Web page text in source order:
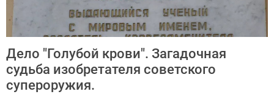
Дело "Голубой крови". Загадочная
судьба изобретателя советского
супероружия.